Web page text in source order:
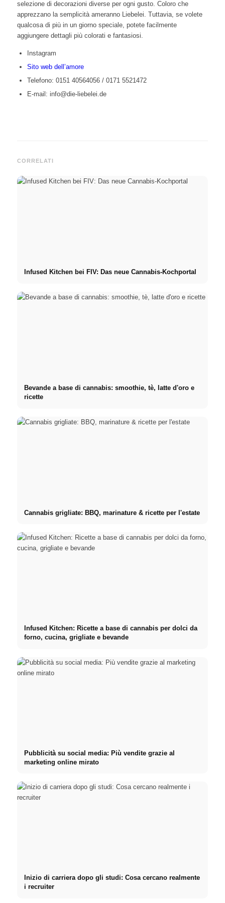
selezione di decorazioni diverse per ogni gusto. Coloro che
apprezzano la semplicità ameranno Liebelei. Tuttavia, se volete
qualcosa di più in un giorno speciale, potete facilmente
aggiungere dettagli più colorati e fantasiosi.
Instagram
Sito web dell’amore
Telefono: 0151 40564056 / 0171 5521472
E-mail: info@die-liebelei.de
CORRELATI
Infused Kitchen bei FIV: Das neue Cannabis-Kochportal
Bevande a base di cannabis: smoothie, tè, latte d'oro e
ricette
Cannabis grigliate: BBQ, marinature & ricette per l'estate
Infused Kitchen: Ricette a base di cannabis per dolci da
forno, cucina, grigliate e bevande
Pubblicità su social media: Più vendite grazie al
marketing online mirato
Inizio di carriera dopo gli studi: Cosa cercano realmente
i recruiter